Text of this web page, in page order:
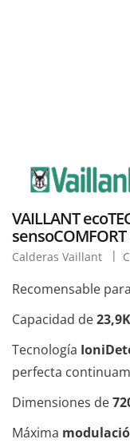
VAILLANT
Calderas Vaillant
Recomensable para
Capacidad de
Tecnología
perfecta
Dimensiones de
Máxima